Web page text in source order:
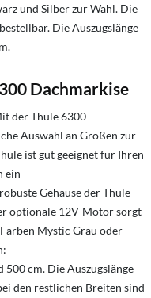
und Silber zur Wahl. Die
Die Auszugslänge
Dachmarkise
der Thule 6300
Auswahl an Größen zur
ist gut geeignet für Ihren
ein
Gehäuse der Thule
optionale 12V-Motor sorgt
Mystic Grau oder
cm. Die Auszugslänge
den restlichen Breiten sind